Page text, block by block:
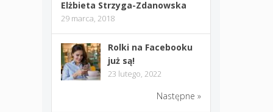
Elżbieta Strzyga-Zdanowska
29 marca, 2018
Rolki na Facebooku
już są!
23 lutego, 2022
Następne »